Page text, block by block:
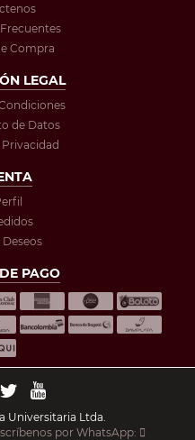
Compra
LEGAL
de Datos
Deseos
PAGO
Universitaria Ltda.
por WhatsApp: